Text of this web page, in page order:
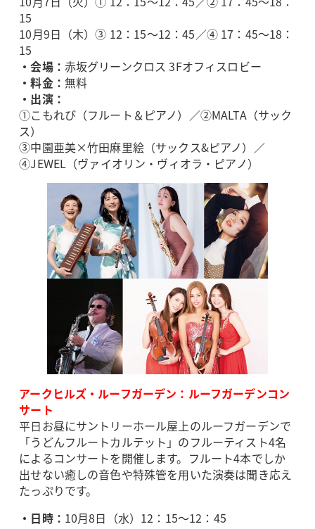
15
10月9日（木）③ 12：15～12：45／④ 17：45～18：
15
・会場： 赤坂グリーンクロス 3Fオフィスロビー
・料金： 無料
・出演：
①こもれび（フルート＆ピアノ）／②MALTA（サック
ス）
③中園亜美×竹田麻里絵（サックス&ピアノ）／
④JEWEL（ヴァイオリン・ヴィオラ・ピアノ）
アークヒルズ・ルーフガーデン：ルーフガーデンコン
サート
平日お昼にサントリーホール屋上のルーフガーデンで
「うどんフルートカルテット」のフルーティスト4名
によるコンサートを開催します。フルート4本でしか
出せない癒しの音色や特殊管を用いた演奏は聞き応え
たっぷりです。
・日時： 10月8日（水）12：15～12：45